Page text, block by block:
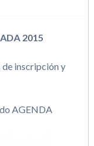
2015
inscripción y
AGENDA